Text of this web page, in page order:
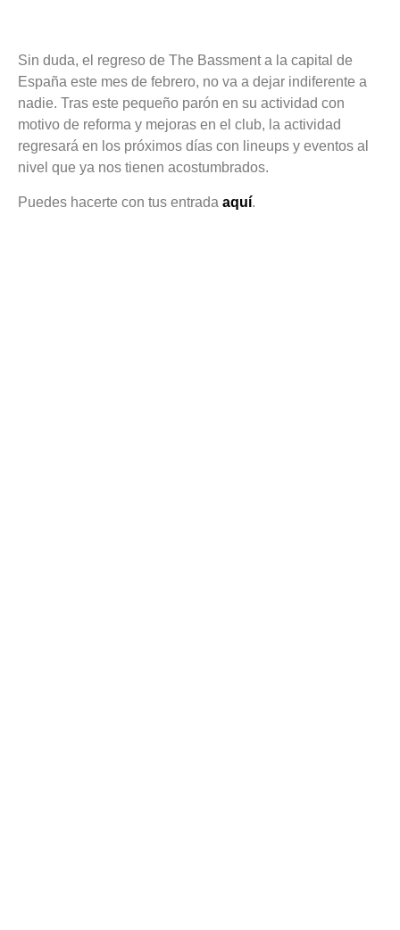
Sin duda, el regreso de The Bassment a la capital de
España este mes de febrero, no va a dejar indiferente a
nadie. Tras este pequeño parón en su actividad con
motivo de reforma y mejoras en el club, la actividad
regresará en los próximos días con lineups y eventos al
nivel que ya nos tienen acostumbrados.
Puedes hacerte con tus entrada aquí.